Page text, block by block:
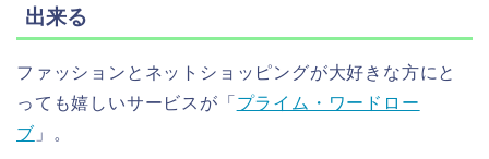
出来る
ファッションとネットショッピングが大好きな方にと
っても嬉しいサービスが「 プライム・ワードロー
ブ 」。